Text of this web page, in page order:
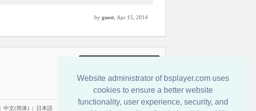
Website administrator of bsplayer.com uses
cookies to ensure a better website
functionality, user experience, security, and
by guest , Apr 15, 2014
| 中文(简体) | 日本語